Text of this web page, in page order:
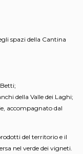
spazi della Cantina
della Valle dei Laghi;
accompagnato dal
del territorio e il
nel verde dei vigneti.